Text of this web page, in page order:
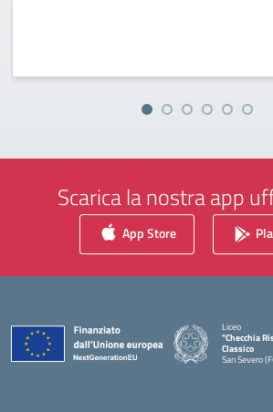
Scarica la nostra app
App Store
Liceo
"Checchia
Classico
San Severo